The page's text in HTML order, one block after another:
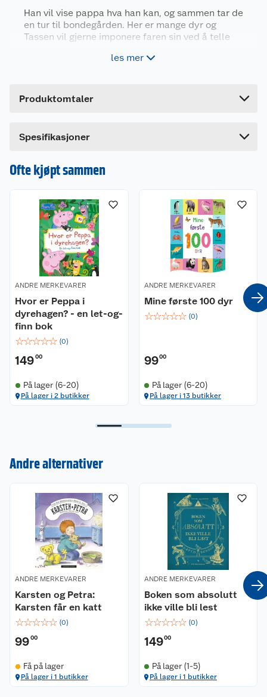
Han vil vise pappa hva han kan, og sammen tar de
en tur til bondegården. Her er mange dyr og
Tassen vil gjerne imponere faren sin ved å telle
En solid og underholdende pappbok med klaffer.
les mer
Produktomtaler
Dette produktet har ikke fått noen omtale ennå.
en omtale.
Spesifikasjoner
Leverandørens
artikkelnummer
9788202187859
Ofte kjøpt sammen
ANDRE MERKEVARER
Hvor er Peppa i
dyrehagen? - en let-og-
finn bok
☆☆☆☆☆ (0)
14900
På lager (6-20)
På lager i 2 butikker
ANDRE MERKEVARER
Mine første 100 dyr
☆☆☆☆☆ (0)
9900
På lager (6-20)
På lager i 13 butikker
Andre alternativer
ANDRE MERKEVARER
Karsten og Petra:
Karsten får en katt
☆☆☆☆☆ (0)
9900
Få på lager
På lager i 1 butikker
ANDRE MERKEVARER
Boken som absolutt
ikke ville bli lest
☆☆☆☆☆ (0)
14900
På lager (1-5)
På lager i 1 butikker
Nyheter
Våre butikker
Våre merkevarer
Coop kjeder
Ledige stillinger
Bærekraft
Samvirkelag
Angre- og returrett
Reklamasjon og garanti
Ofte stilte spørsmål
Betalingsalternativer
Leveringsalternativer
Pakkesporing
Kjøpsvilkår
Åpent kjøp
Coop medlem
Klikk og hent
Festdrakter til hele familien
Hagemøbler og utemøbler